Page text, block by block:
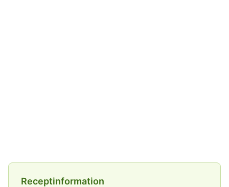
Receptinformation